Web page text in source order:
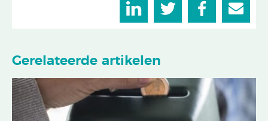
Gerelateerde artikelen